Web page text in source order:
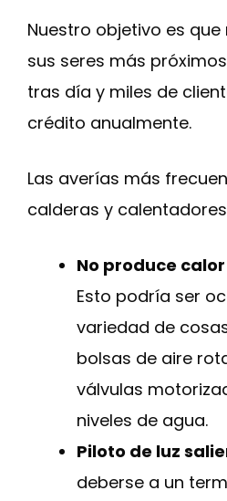
Nuestro objetivo es
sus seres más
tras día y miles de
crédito anualmente.
Las averías más
calderas y
No produce
Esto podría ser
variedad de
bolsas de aire
válvulas
niveles de agua.
Piloto de luz
deberse a un